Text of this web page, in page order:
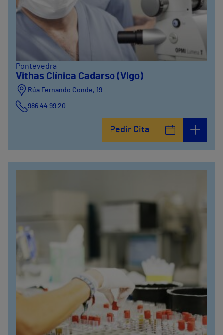
Pontevedra
Vithas Clínica Cadarso (Vigo)
Rúa Fernando Conde, 19
986 44 99 20
Pedir Cita